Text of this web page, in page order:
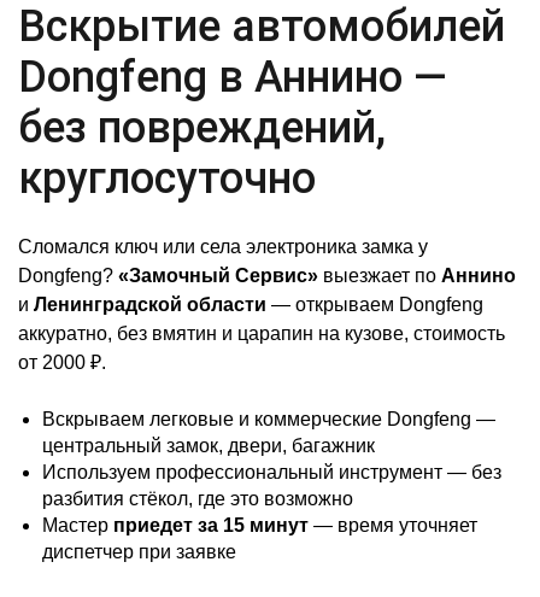
Вскрытие автомобилей
Dongfeng в Аннино —
без повреждений,
круглосуточно
Сломался ключ или села электроника замка у
Dongfeng? «Замочный Сервис» выезжает по Аннино
и Ленинградской области — открываем Dongfeng
аккуратно, без вмятин и царапин на кузове, стоимость
от 2000 ₽.
Вскрываем легковые и коммерческие Dongfeng —
центральный замок, двери, багажник
Используем профессиональный инструмент — без
разбития стёкол, где это возможно
Мастер приедет за 15 минут — время уточняет
диспетчер при заявке